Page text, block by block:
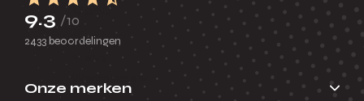
Menu
9.3 /10
2433 beoordelingen
Onze merken